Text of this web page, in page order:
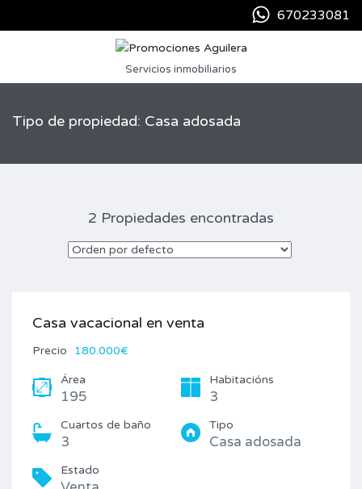
670233081
Servicios inmobiliarios
Tipo de propiedad: Casa adosada
2 Propiedades encontradas
Casa vacacional en venta
Precio 180.000€
Área
195
Habitacións
3
Cuartos de baño
3
Tipo
Casa adosada
Estado